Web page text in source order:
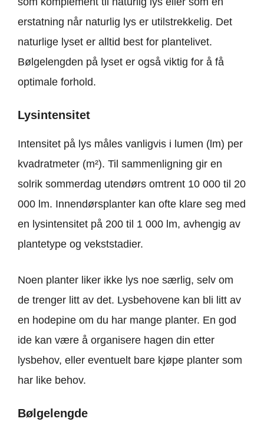
erstatning når naturlig lys er utilstrekkelig. Det
naturlige lyset er alltid best for plantelivet.
Bølgelengden på lyset er også viktig for å få
optimale forhold.
Lysintensitet
Intensitet på lys måles vanligvis i lumen (lm) per
kvadratmeter (m²). Til sammenligning gir en
solrik sommerdag utendørs omtrent 10 000 til 20
000 lm. Innendørsplanter kan ofte klare seg med
en lysintensitet på 200 til 1 000 lm, avhengig av
plantetype og vekststadier.
Noen planter liker ikke lys noe særlig, selv om
de trenger litt av det. Lysbehovene kan bli litt av
en hodepine om du har mange planter. En god
ide kan være å organisere hagen din etter
lysbehov, eller eventuelt bare kjøpe planter som
har like behov.
Bølgelengde